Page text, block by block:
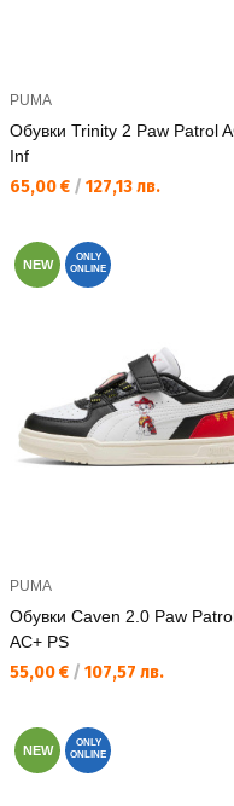
PUMA
Обувки Trinity 2 Paw Patrol
Inf
Текуща цена:
65,00 € / 127,13 лв.
NEW
ONLY
ONLINE
PUMA
Обувки Caven 2.0 Paw
AC+ PS
Текуща цена:
55,00 € / 107,57 лв.
NEW
ONLY
ONLINE